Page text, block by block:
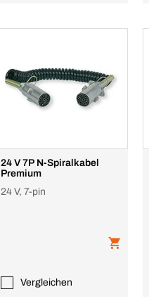
24 V 7P N-Spiralkabel
Premium
24 V, 7-pin
Vergleichen